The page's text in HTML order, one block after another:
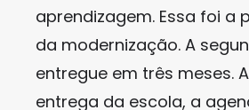
aprendizagem. Essa foi a
da modernização. A
entregue em três meses.
entrega da escola, a